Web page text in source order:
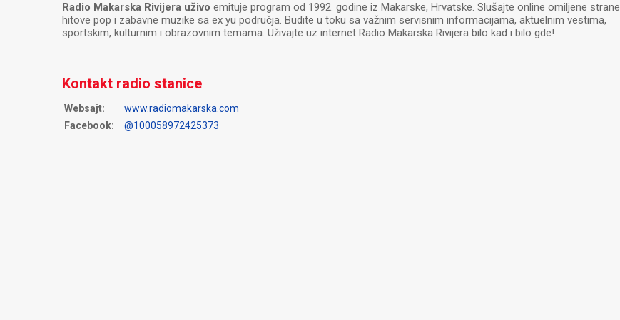
Radio Makarska Rivijera uživo emituje program od 1992. godine iz Makarske, Hrvatske. Slušajte online omiljene strane
hitove pop i zabavne muzike sa ex yu područja. Budite u toku sa važnim servisnim informacijama, aktuelnim vestima,
sportskim, kulturnim i obrazovnim temama. Uživajte uz internet Radio Makarska Rivijera bilo kad i bilo gde!
Kontakt radio stanice
Websajt:
www.radiomakarska.com
Facebook:
@100058972425373